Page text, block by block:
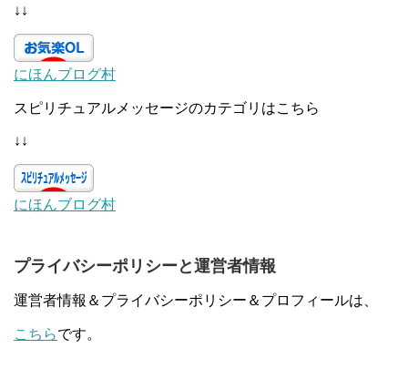
↓↓
にほんブログ村
スピリチュアルメッセージのカテゴリはこちら
↓↓
にほんブログ村
プライバシーポリシーと運営者情報
運営者情報＆プライバシーポリシー＆プロフィールは、
こちらです。